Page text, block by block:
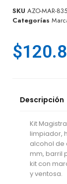
SKU AZO-MAR-
Categorías
$
Descripción
Kit
limpiador,
alcohol de
mm, barril
kit con
y ventosa.